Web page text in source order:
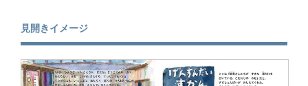
見開きイメージ